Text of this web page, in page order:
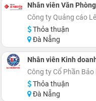
Nhân viên Văn Phòng
Công ty Quảng cáo
Thỏa thuận
Đà Nẵng
Nhân viên Kinh
Công ty Cổ Phần Bảo
Thỏa thuận
Đà Nẵng